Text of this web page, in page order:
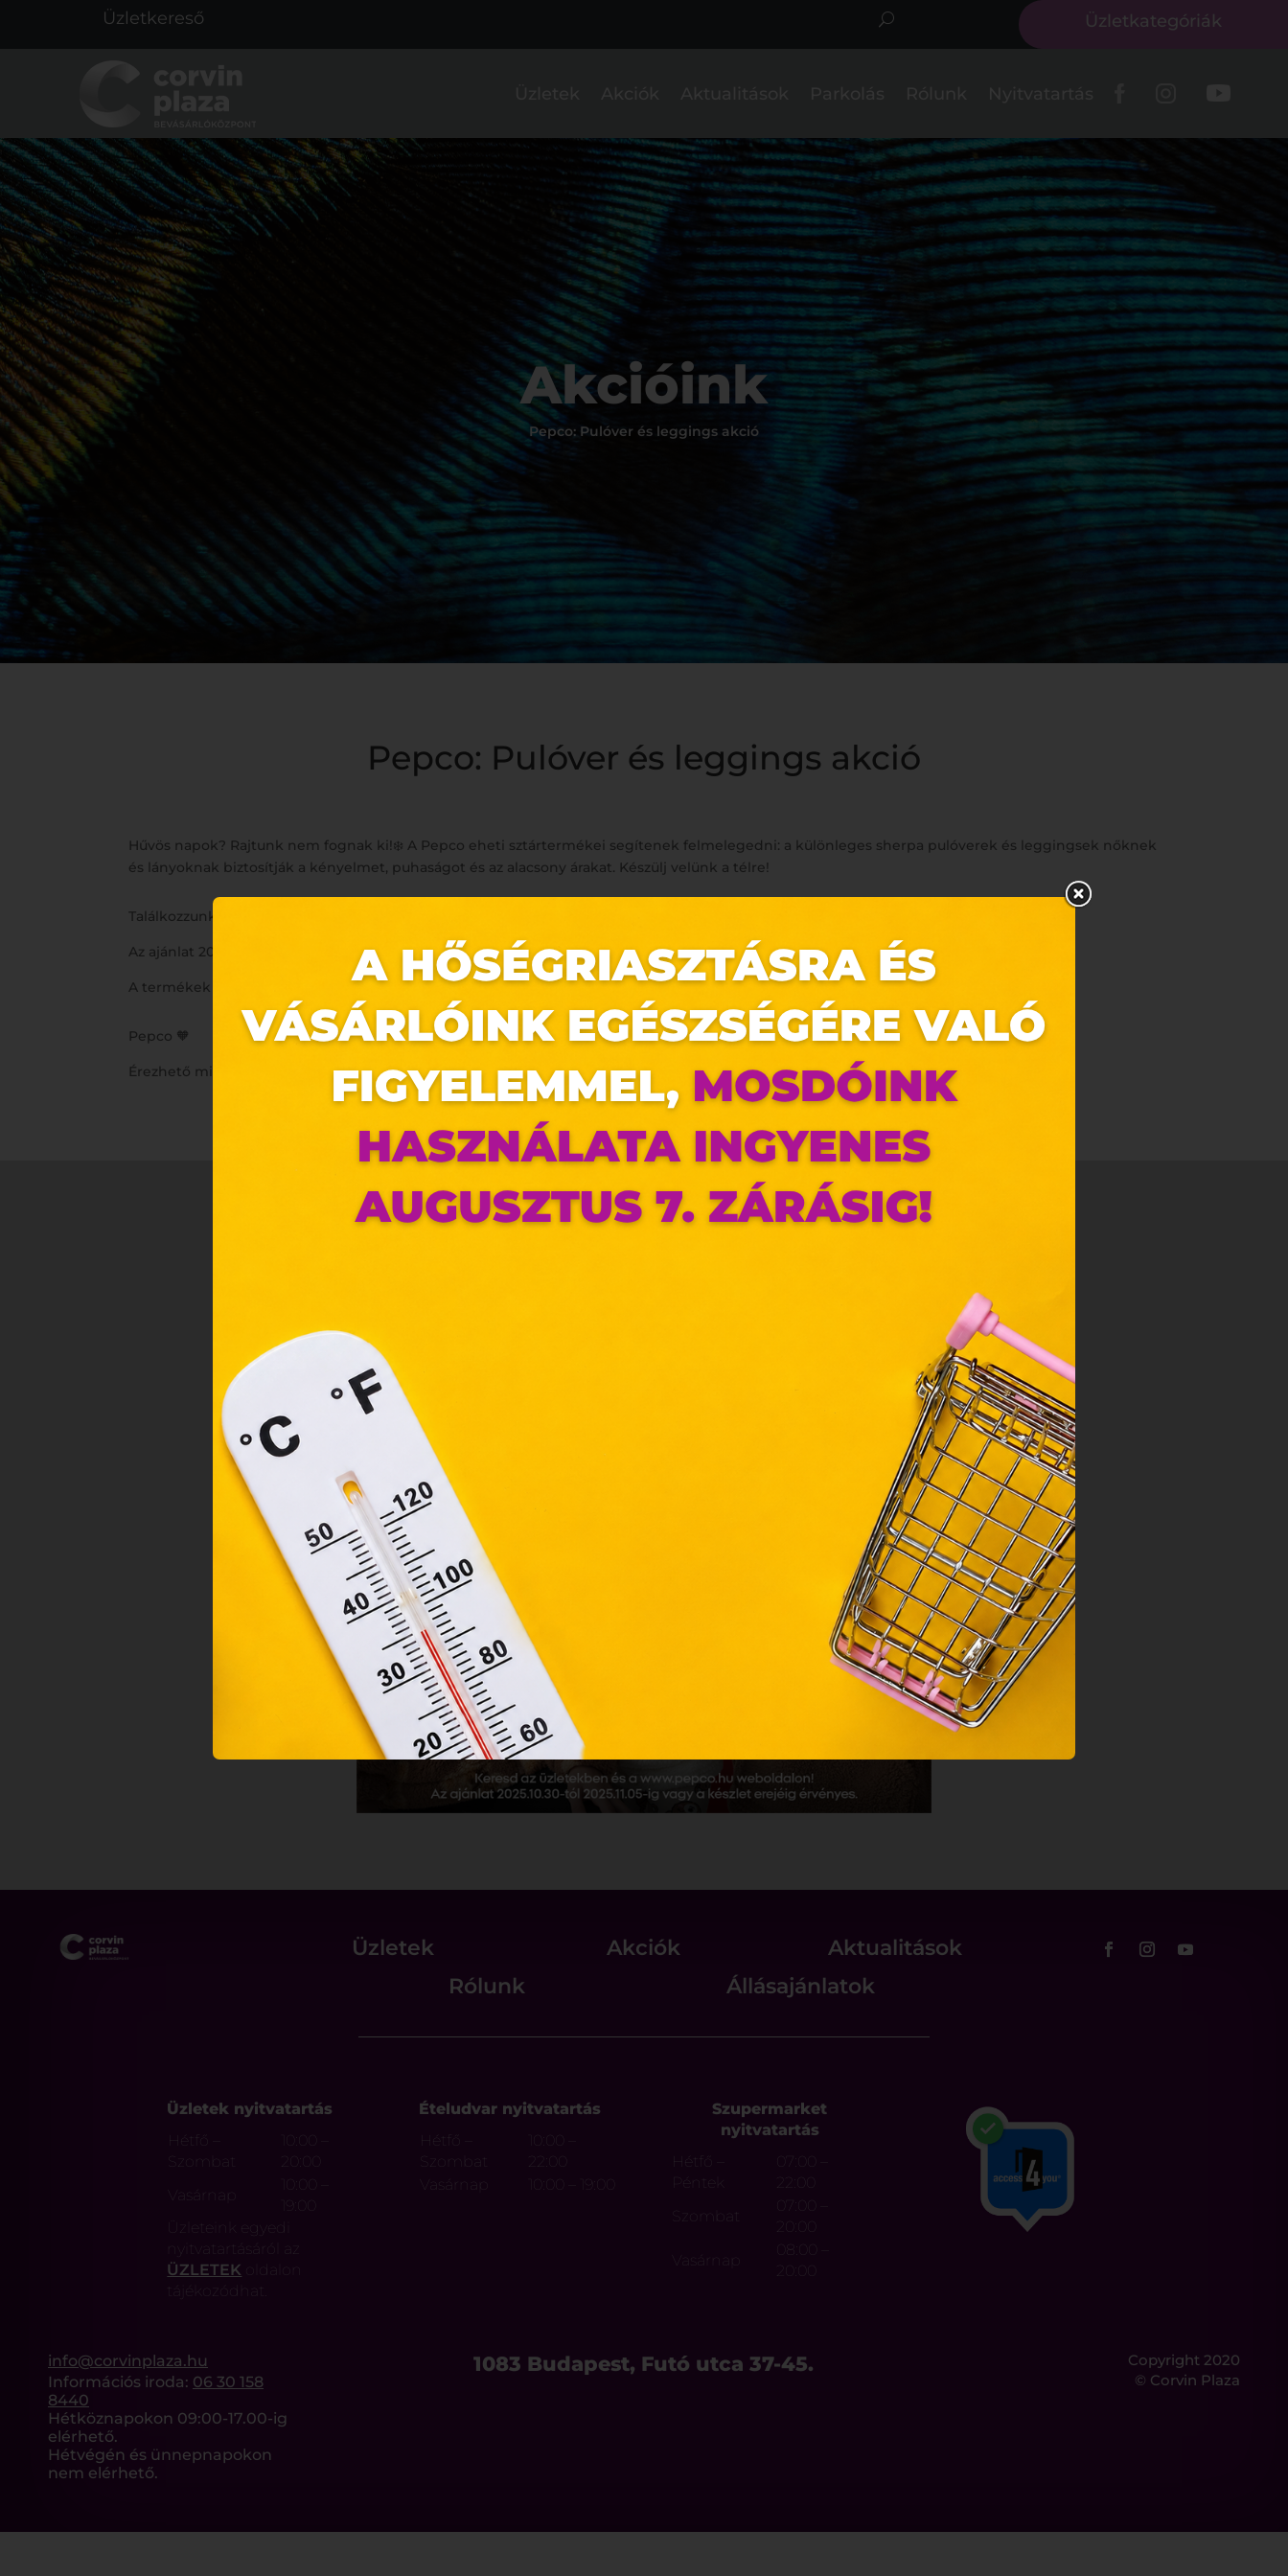
Üzletkategóriák
Akcióink
Pepco: Pulóver és leggings akció
Pepco: Pulóver és leggings akció
Hűvös napok? Rajtunk nem fognak ki!❄️ A Pepco eheti sztártermékei segítenek felmelegedni: a különleges sherpa pulóverek és leggingsek nőknek
és lányoknak biztosítják a kényelmet, puhaságot és az alacsony árakat. Készülj velünk a télre!
Találkozzunk a Pepco-ban! Addig is: meríts további ötleteket weboldalunkról!
Az ajánlat 2025.10.30-tól 2025.11.05-ig vagy a készlet erejéig tart.
A termékek időszakosan érkeznek üzleteinkbe és elérhetőségük üzletenként változhat.
Pepco 🧡
Érezhető minőség, szerethető áron.
Üzletek Akciók
Aktualitások
Rólunk
Állásajánlatok
Üzletek nyitvatartás
Hétfő –
Szombat
20:00
Vasárnap
Üzleteink egyedi
nyitvatartásáról az
ÜZLETEK oldalon
tájékozódhat.
Ételudvar nyitvatartás
Hétfő –
Szombat
22:00
Vasárnap
Szupermarket
nyitvatartás
Hétfő –
Péntek
22:00
Szombat
20:00
Vasárnap
08:00 –
20:00
info@corvinplaza.hu
Információs iroda: 06 30 158
8440
Hétköznapokon 09:00-17.00-ig
elérhető.
Hétvégén és ünnepnapokon
nem elérhető.
1083 Budapest, Futó utca 37-45.
Copyright 2020
© Corvin Plaza
Ez az oldal sütiket használ
Weboldalunkon „cookie"-kat (továbbiakban „süti") alkalmazunk.
Ezek olyan fájlok, melyek információt tárolnak webes
országain belül működnek, a „sütik" használatához, és ezeknek a
felhasználó számítógépén vagy egyéb eszközén történő tárolásához
a felhasználók hozzájárulását kell kérniük.